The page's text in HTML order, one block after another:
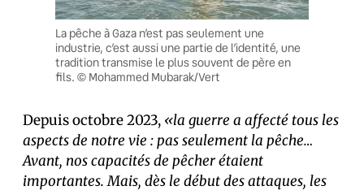
La pêche à Gaza n’est pas seulement une
industrie, c’est aussi une partie de l’identité, une
tradition transmise le plus souvent de père en
fils. © Mohammed Mubarak/Vert
Depuis octobre 2023, «la guerre a affecté tous les
aspects de notre vie : pas seulement la pêche…
Avant, nos capacités de pêcher étaient
importantes. Mais, dès le début des attaques, les